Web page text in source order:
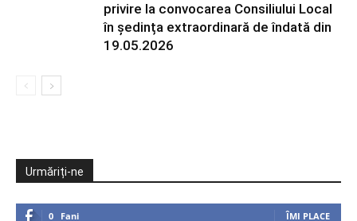
privire la convocarea Consiliului Local
în ședința extraordinară de îndată din
19.05.2026
Urmăriți-ne
0 Fani ÎMI PLACE